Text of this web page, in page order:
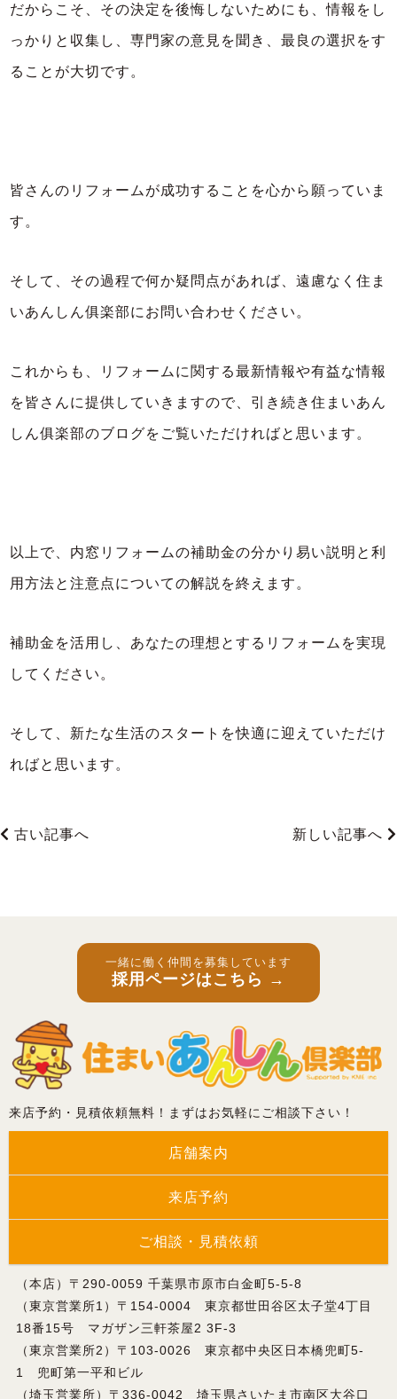
だからこそ、その決定を後悔しないためにも、情報をし
っかりと収集し、専門家の意見を聞き、最良の選択をす
ることが大切です。
皆さんのリフォームが成功することを心から願っていま
す。
そして、その過程で何か疑問点があれば、遠慮なく住ま
いあんしん俱楽部にお問い合わせください。
これからも、リフォームに関する最新情報や有益な情報
を皆さんに提供していきますので、引き続き住まいあん
しん俱楽部のブログをご覧いただければと思います。
以上で、内窓リフォームの補助金の分かり易い説明と利
用方法と注意点についての解説を終えます。
補助金を活用し、あなたの理想とするリフォームを実現
してください。
そして、新たな生活のスタートを快適に迎えていただけ
ればと思います。
古い記事へ 新しい記事へ
一緒に働く仲間を募集しています
採用ページはこちら →
来店予約・見積依頼無料！まずはお気軽にご相談下さい！
店舗案内
来店予約
ご相談・見積依頼
（本店）〒290-0059 千葉県市原市白金町5-5-8
（東京営業所1）〒154-0004 東京都世田谷区太子堂4丁目
18番15号 マガザン三軒茶屋2 3F-3
（東京営業所2）〒103-0026 東京都中央区日本橋兜町5-
1 兜町第一平和ビル
（埼玉営業所）〒336-0042 埼玉県さいたま市南区大谷口